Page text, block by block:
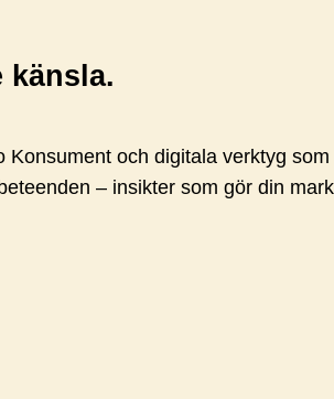
känsla.
och digitala verktyg
– insikter som gör din